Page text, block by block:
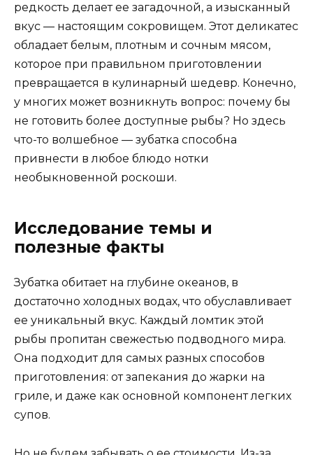
редкость делает ее загадочной, а изысканный
вкус — настоящим сокровищем. Этот деликатес
обладает белым, плотным и сочным мясом,
которое при правильном приготовлении
превращается в кулинарный шедевр. Конечно,
у многих может возникнуть вопрос: почему бы
не готовить более доступные рыбы? Но здесь
что-то волшебное — зубатка способна
привнести в любое блюдо нотки
необыкновенной роскоши.
Исследование темы и
полезные факты
Зубатка обитает на глубине океанов, в
достаточно холодных водах, что обуславливает
ее уникальный вкус. Каждый ломтик этой
рыбы пропитан свежестью подводного мира.
Она подходит для самых разных способов
приготовления: от запекания до жарки на
гриле, и даже как основной компонент легких
супов.